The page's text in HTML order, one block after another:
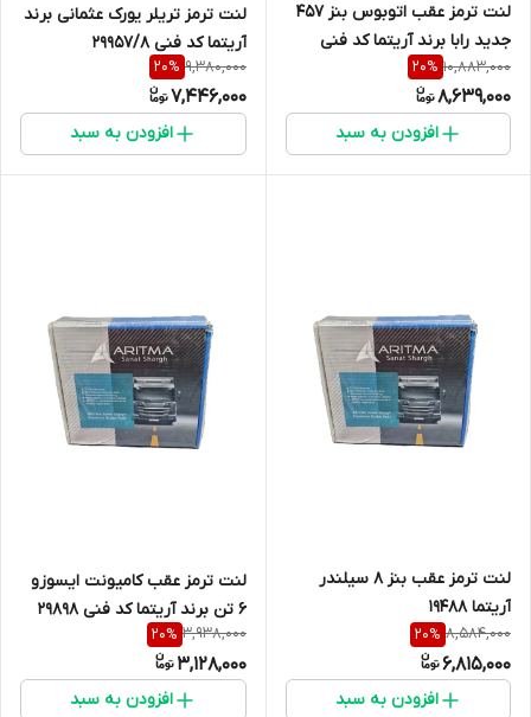
لنت ترمز عقب اتوبوس بنز 457
جدید رابا برند آریتما کد فنی
19728/9
10,883,000
20%
8,639,000
افزودن به سبد
لنت ترمز تریلر یورک عثمانی برند
آریتما کد فنی 29957/8
9,380,000
20%
7,446,000
افزودن به سبد
لنت ترمز عقب بنز 8 سیلندر
آریتما 19488
8,584,000
20%
6,815,000
افزودن به سبد
لنت ترمز عقب کامیونت ایسوزو
6 تن برند آریتما کد فنی 29898
3,938,000
20%
3,128,000
افزودن به سبد